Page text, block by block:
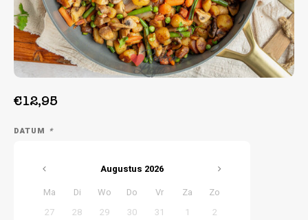
Week 39 | 21-09-2026 t/m 25-09-2026
€12,95
DATUM *
Augustus 2026
Ma
Di Wo Do Vr Za
Zo
27
28 29 30 31 1 2